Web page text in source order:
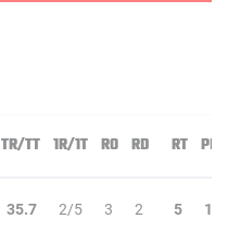
TR/TT 1R/1T RO RD RT PD
35.7 2/5 3 2 5 1